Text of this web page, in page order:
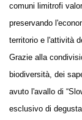
comuni limitrofi
preservando
territorio e l'attività
Grazie alla
biodiversità, dei
avuto l'avallo di
esclusivo di